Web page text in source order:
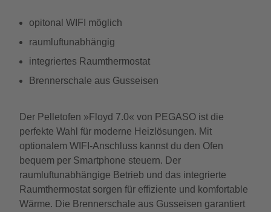
opitonal WIFI möglich
raumluftunabhängig
integriertes Raumthermostat
Brennerschale aus Gusseisen
Der Pelletofen »Floyd 7.0« von PEGASO ist die
perfekte Wahl für moderne Heizlösungen. Mit
optionalem WIFI-Anschluss kannst du den Ofen
bequem per Smartphone steuern. Der
raumluftunabhängige Betrieb und das integrierte
Raumthermostat sorgen für effiziente und komfortable
Wärme. Die Brennerschale aus Gusseisen garantiert